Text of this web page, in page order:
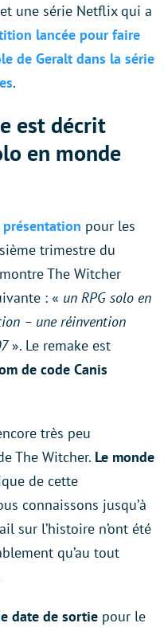
une série Netflix qui a
lancée pour faire
de Geralt dans la série
.
est décrit
en monde
présentation pour les
trimestre du
The Witcher
: « un RPG solo en
– une réinvention
». Le remake est
de code Canis
très peu
The Witcher. Le monde
de cette
connaissons jusqu’à
sur l’histoire n’ont été
qu’au tout
date de sortie pour le